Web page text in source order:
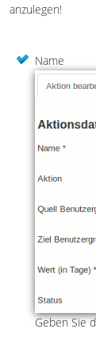
anzulegen!
Name
Geben Sie